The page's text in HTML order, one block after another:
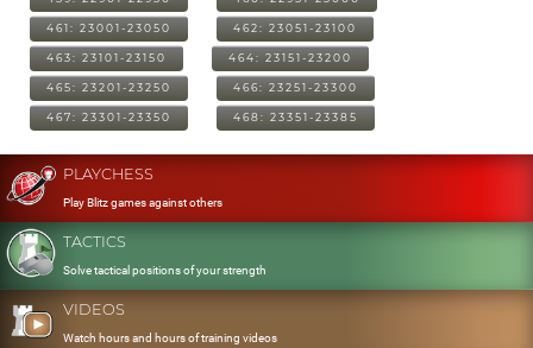
461: 23001-23050 462: 23051-23100
463: 23101-23150 464: 23151-23200
465: 23201-23250 466: 23251-23300
467: 23301-23350 468: 23351-23385
PLAYCHESS
Play Blitz games against others
TACTICS
Solve tactical positions of your strength
VIDEOS
Watch hours and hours of training videos